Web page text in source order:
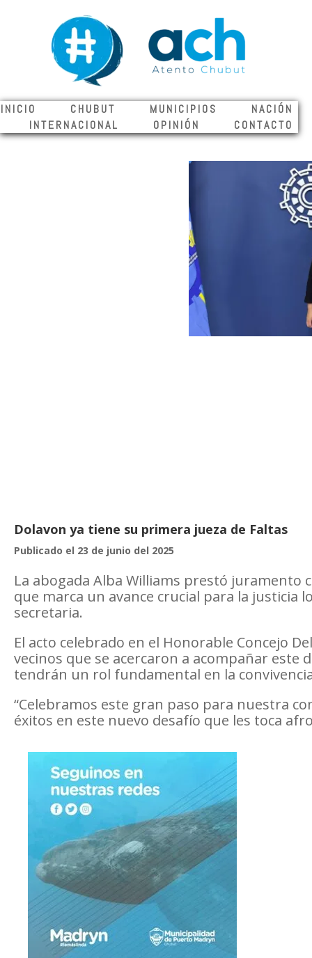
INICIO CHUBUT MUNICIPIOS NACIÓN
INTERNACIONAL OPINIÓN CONTACTO
Dolavon ya tiene su primera jueza de Faltas
Publicado el 23 de junio del 2025
La abogada Alba Williams prestó juramento
que marca un avance crucial para la justicia
secretaria.
El acto celebrado en el Honorable Concejo
vecinos que se acercaron a acompañar este
tendrán un rol fundamental en la
“Celebramos este gran paso para nuestra
éxitos en este nuevo desafío que les toca